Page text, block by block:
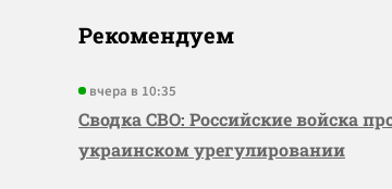
Рекомендуем
вчера в 10:35
Сводка СВО: Российские войска
украинском урегулировании